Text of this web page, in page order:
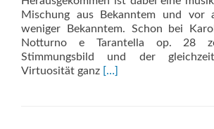
Mischung aus Bekanntem und vor
weniger Bekanntem. Schon bei
Notturno e Tarantella op. 28
Stimmungsbild und der
Virtuosität ganz Read
[…]